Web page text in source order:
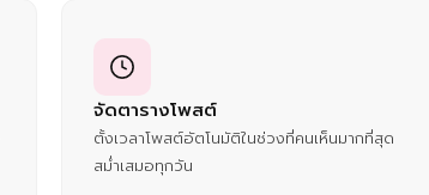
จัดตารางโพสต์
ตั้งเวลาโพสต์อัตโนมัติในช่วงที่คนเห็นมากที่สุด
สม่ำเสมอทุกวัน